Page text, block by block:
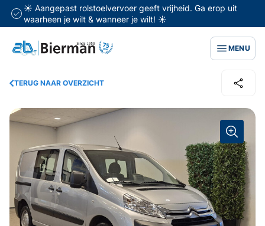
☀️ Aangepast rolstoelvervoer geeft vrijheid. Ga erop uit
waarheen je wilt & wanneer je wilt! ☀️
MENU
TERUG NAAR OVERZICHT